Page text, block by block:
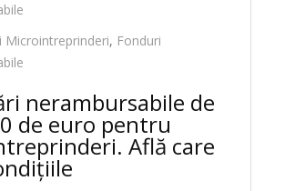
Microintreprinderi, Fonduri
nerambursabile de
de euro pentru
Află care